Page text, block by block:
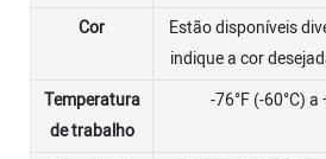
Cor
Estão disponíveis
indique a cor
Temperatura
de trabalho
-76°F (-60°C)